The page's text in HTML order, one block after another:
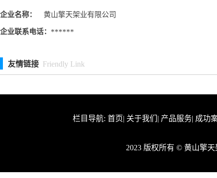
企业名称： 黄山擎天架业有限公司
企业联系电话： ******
友情链接 Friendly Link
栏目导航: 首页| 关于我们 | 产品服务| 成功
2023 版权所有 © 黄山擎